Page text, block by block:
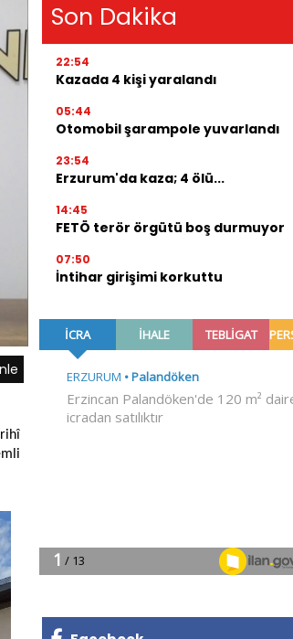
Son Dakika
22:54
Kazada 4 kişi yaralandı
05:44
Otomobil şarampole yuvarlandı
23:54
Erzurum'da kaza; 4 ölü...
14:45
FETÖ terör örgütü boş durmuyor
07:50
İntihar girişimi korkuttu